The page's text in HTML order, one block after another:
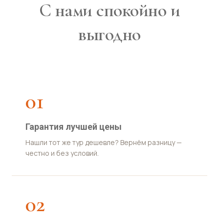
С нами спокойно и
выгодно
01
Гарантия лучшей цены
Нашли тот же тур дешевле? Вернём разницу —
честно и без условий.
02